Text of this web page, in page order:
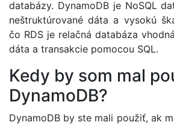
databázy. DynamoDB je NoSQL
neštruktúrované dáta a vysokú
čo RDS je relačná databáza
dáta a transakcie pomocou SQL.
Kedy by som mal
DynamoDB?
DynamoDB by ste mali použiť, ak